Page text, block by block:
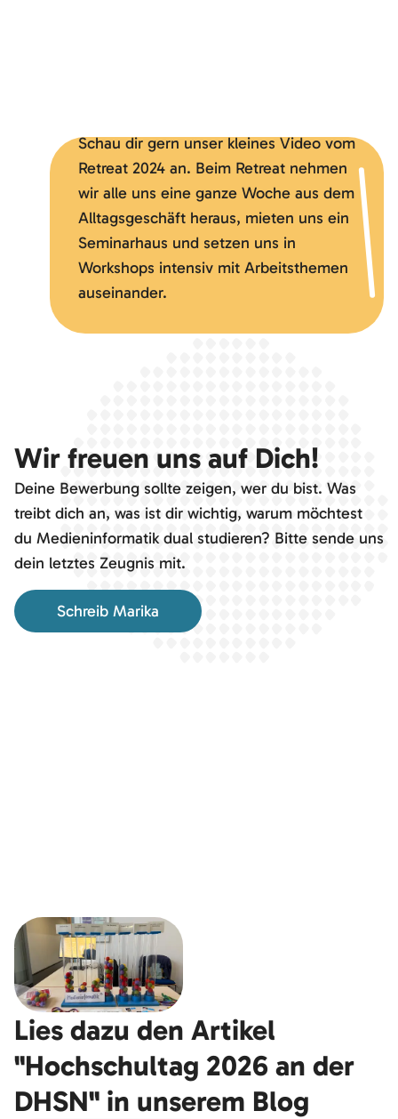
Schau dir gern unser kleines Video vom
Retreat 2024 an. Beim Retreat nehmen
wir alle uns eine ganze Woche aus dem
Alltagsgeschäft heraus, mieten uns ein
Seminarhaus und setzen uns in
Workshops intensiv mit Arbeitsthemen
auseinander.
Wir freuen uns auf Dich!
Deine Bewerbung sollte zeigen, wer du bist. Was
treibt dich an, was ist dir wichtig, warum möchtest
du Medieninformatik dual studieren? Bitte sende uns
dein letztes Zeugnis mit.
Schreib Marika
Lies dazu den Artikel
"Hochschultag 2026 an der
DHSN" in unserem Blog